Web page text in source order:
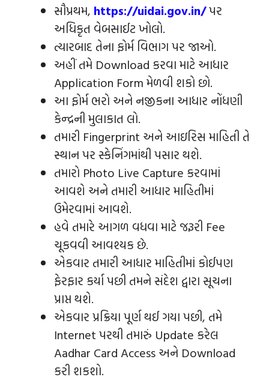
સૌપ્રથમ, https://uidai.gov.in/પર
અધિકૃત વેબસાઈટ ખોલો.
ત્યારબાદ તેના ફોર્મ વિભાગ પર જાઓ.
અહીં તમે Download કરવા માટે આધાર
Application Form મેળવી શકો છો.
આ ફોર્મ ભરો અને નજીકના આધાર નોંધણી
કેન્દ્રની મુલાકાત લો.
તમારી Fingerprint અને આઇરિસ માહિતી તે
સ્થાન પર સ્કેનિંગમાંથી પસાર થશે.
તમારો Photo Live Capture કરવામાં
આવશે અને તમારી આધાર માહિતીમાં
ઉમેરવામાં આવશે.
હવે તમારે આગળ વધવા માટે જરૂરી Fee
ચૂકવવી આવશ્યક છે.
એકવાર તમારી આધાર માહિતીમાં કોઈપણ
ફેરફાર કર્યા પછી તમને સંદેશ દ્વારા સૂચના
પ્રાપ્ત થશે.
એકવાર પ્રક્રિયા પૂર્ણ થઈ ગયા પછી, તમે
Internet પરથી તમારું Update કરેલ
Aadhar Card Access અને Download
કરી શકશો.